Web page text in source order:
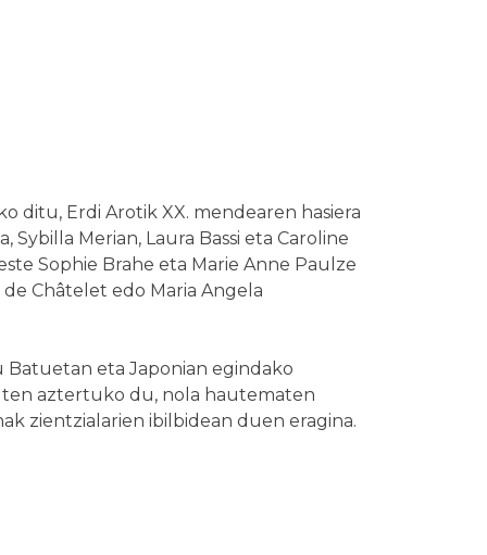
Erdi Arotik XX. mendearen hasiera
Merian, Laura Bassi eta Caroline
Sophie Brahe eta Marie Anne Paulze
Châtelet edo Maria Angela
eta Japonian egindako
aztertuko du, nola hautematen
zientzialarien ibilbidean duen eragina.